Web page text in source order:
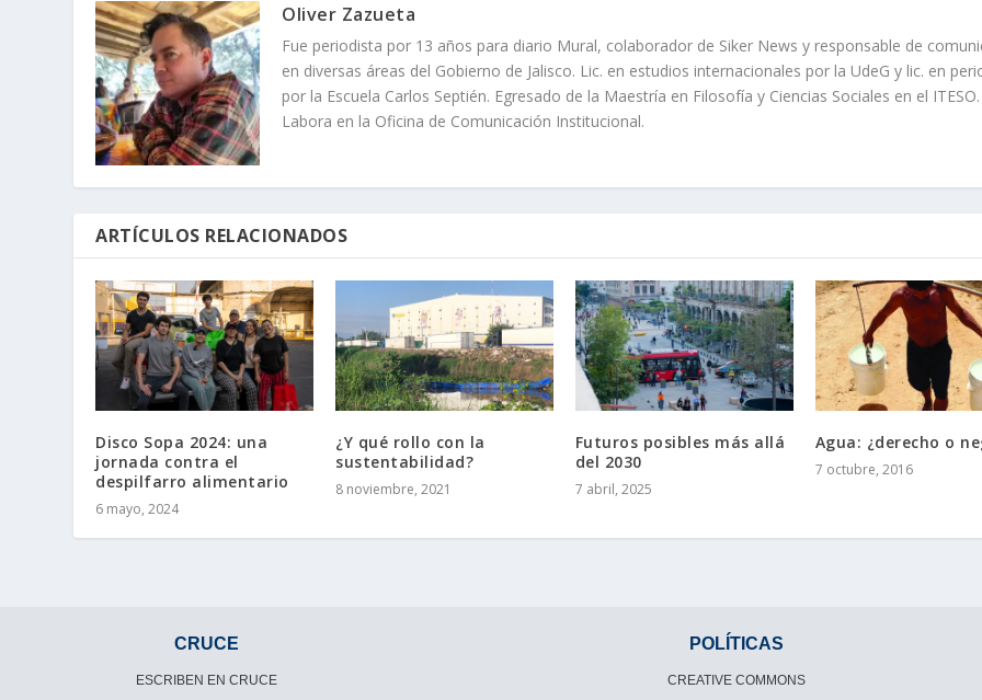
Oliver Zazueta
Fue periodista por 13 años para diario Mural, colaborador de Siker News y responsable de
en diversas áreas del Gobierno de Jalisco. Lic. en estudios internacionales por la UdeG y lic. en
por la Escuela Carlos Septién. Egresado de la Maestría en Filosofía y Ciencias Sociales en el ITESO.
Labora en la Oficina de Comunicación Institucional.
ARTÍCULOS RELACIONADOS
Disco Sopa 2024: una
jornada contra el
despilfarro alimentario
6 mayo, 2024
¿Y qué rollo con la
sustentabilidad?
8 noviembre, 2021
Futuros posibles más allá
del 2030
7 abril, 2025
Agua: ¿derecho o
7 octubre, 2016
CRUCE
ESCRIBEN EN CRUCE
POLÍTICAS
CREATIVE COMMONS